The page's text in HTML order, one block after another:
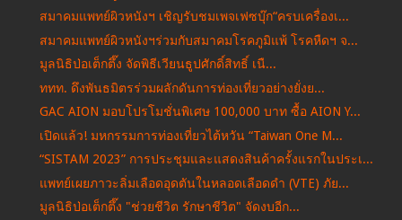
สมาคมแพทย์ผิวหนังฯ เชิญรับชมเพจเฟซบุ๊ก“ครบเครื่องเ...
สมาคมแพทย์ผิวหนังฯร่วมกับสมาคมโรคภูมิแพ้ โรคหืดฯ จ...
มูลนิธิป่อเต็กตึ๊ง จัดพิธีเวียนธูปศักดิ์สิทธิ์ เนื...
ททท. ดึงพันธมิตรร่วมผลักดันการท่องเที่ยวอย่างยั่งย...
GAC AION มอบโปรโมชั่นพิเศษ 100,000 บาท ซื้อ AION Y...
เปิดแล้ว! มหกรรมการท่องเที่ยวไต้หวัน “Taiwan One M...
“SISTAM 2023” การประชุมและแสดงสินค้าครั้งแรกในประเ...
แพทย์เผยภาวะลิ่มเลือดอุดตันในหลอดเลือดดำ (VTE) ภัย...
มูลนิธิป่อเต็กตึ๊ง "ช่วยชีวิต รักษาชีวิต" จัดงบอีก...